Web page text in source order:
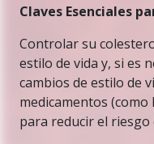
Claves Esenciales
Controlar su
estilo de vida y, si es
cambios de estilo de
medicamentos
para reducir el riesgo